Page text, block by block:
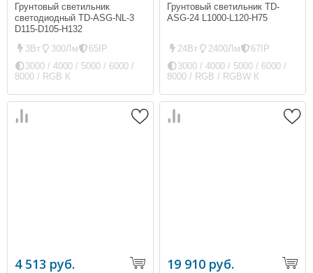
Грунтовый светильник
светодиодный TD-ASG-NL-3
D115-D105-H132
3Вт
300Лм
65IP
3000 / 4000 / 5000 / 6000 /
8000 / RGB К
Грунтовый светильник TD-
ASG-24 L1000-L120-H75
24Вт 2400Лм
67IP
3000 / 4000 / 5000 / 6000 /
8000 / RGB / RGBW К
4 513 руб. 19 910 руб.